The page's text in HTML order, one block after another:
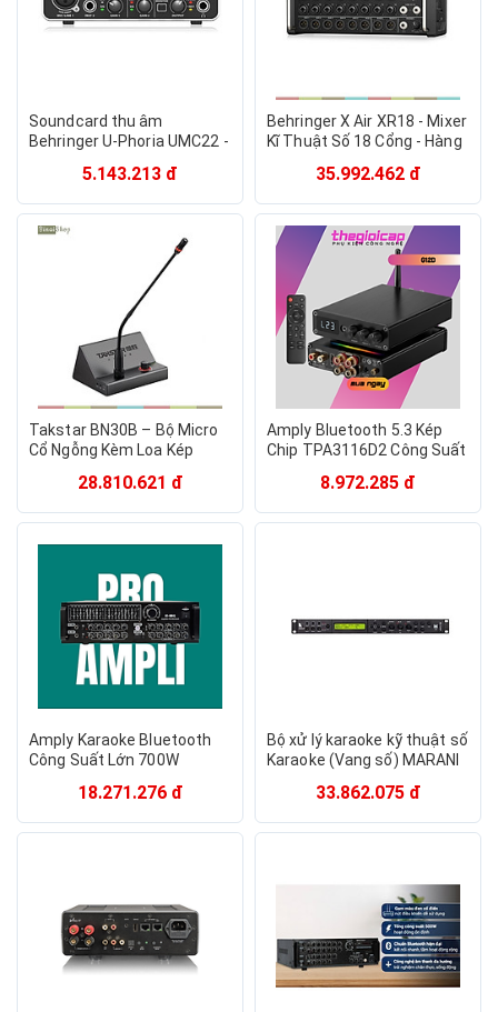
Soundcard thu âm
Behringer U-Phoria UMC22 -
Chính Hãng5.143.213 đ
Behringer X Air XR18 - Mixer
Kĩ Thuật Số 18 Cổng - Hàng
35.992.462 đ
Takstar BN30B – Bộ Micro
Cổ Ngỗng Kèm Loa Kép
Hú, Kết Nối Mở Rộng Đa
Dạng Cho Phát Biểu, Họp
Hàng chính hãng
28.810.621 đ
Amply Bluetooth 5.3 Kép
Chip TPA3116D2 Công Suất
Trợ USB/RCA/AUX – LED
RGB Hát Karaoke G12D -
8.972.285 đ
Amply Karaoke Bluetooth
Công Suất Lớn 700W
(Hàng Chính Hãng)
18.271.276 đ
Bộ xử lý karaoke kỹ thuật số
Karaoke (Vang số) MARANI
33.862.075 đ